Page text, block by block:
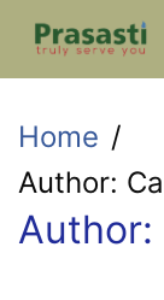
Skip
Home
Author:
Author: